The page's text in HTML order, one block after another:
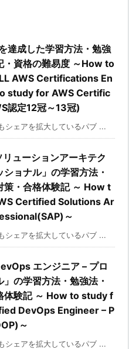
達成した学習方法・勉強
・資格の難易度 ～How to
AWS Certifications En
study for AWS Certific
認定12冠～13冠)
シェアを拡大しているパブ ...
リューションアーキテク
ショナル」の学習方法・
策・合格体験記 ～ How t
Certified Solutions Ar
～
シェアを拡大しているパブ ...
エンジニア – プロ
の学習方法・勉強法・
体験記 ～ How to study f
DevOps Engineer – P
～
シェアを拡大しているパブ ...